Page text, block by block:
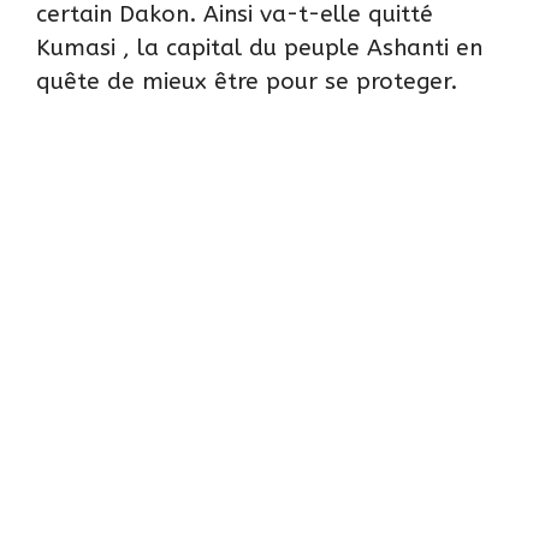
certain Dakon. Ainsi va-t-elle quitté
Kumasi , la capital du peuple Ashanti en
quête de mieux être pour se proteger.